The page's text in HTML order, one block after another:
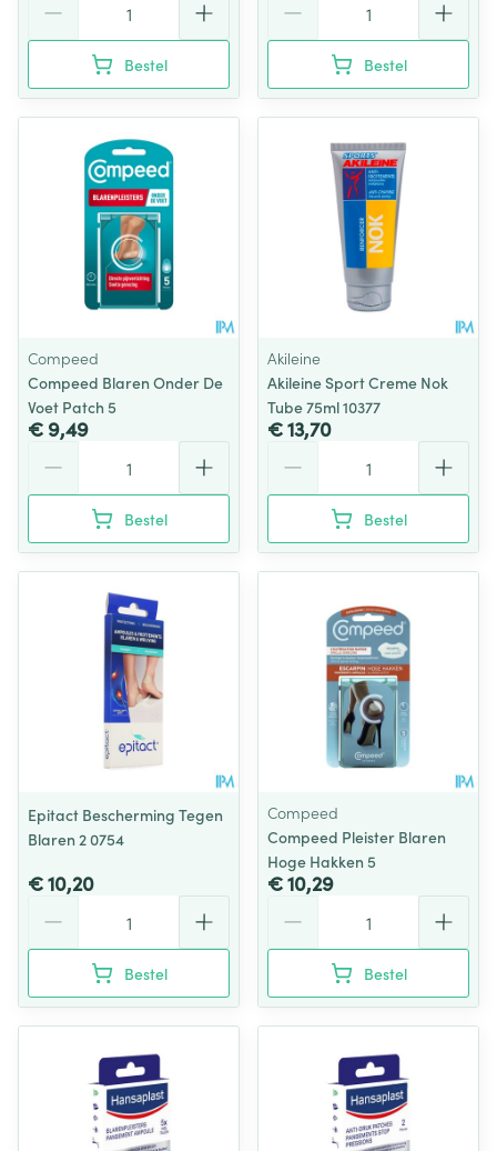
Bestel Bestel
Compeed
Compeed Blaren Onder De
Voet Patch 5
€ 9,49
Bestel
Akileine
Akileine Sport Creme Nok
Tube 75ml 10377
€ 13,70
Bestel
Epitact Bescherming Tegen
Blaren 2 0754
€ 10,20
Bestel
Compeed
Compeed Pleister Blaren
Hoge Hakken 5
€ 10,29
Bestel